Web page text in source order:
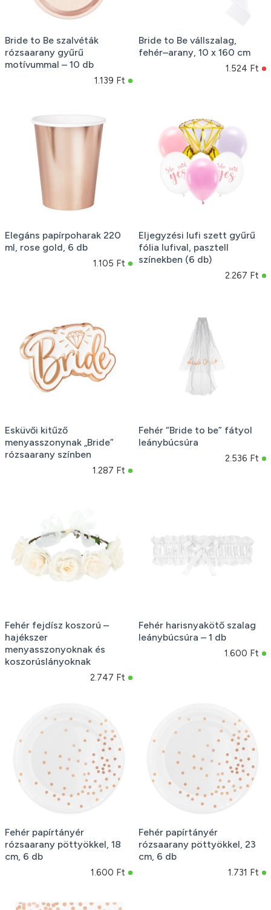
Bride to Be szalvéták
rózsaarany gyűrű
motívummal – 10 db
1.139 Ft
Bride to Be vállszalag,
fehér–arany, 10 x 160 cm
1.524 Ft
Elegáns papírpoharak 220
ml, rose gold, 6 db
1.105 Ft
Eljegyzési lufi szett gyűrű
fólia lufival, pasztell
színekben (6 db)
2.267 Ft
Esküvői kitűző
menyasszonynak „Bride”
rózsaarany színben
1.287 Ft
Fehér “Bride to be” fátyol
leánybúcsúra
2.536 Ft
Fehér fejdísz koszorú –
hajékszer
menyasszonyoknak és
koszorúslányoknak
2.747 Ft
Fehér harisnyakötő szalag
leánybúcsúra – 1 db
1.600 Ft
Fehér papírtányér
rózsaarany pöttyökkel, 18
cm, 6 db
1.600 Ft
Fehér papírtányér
rózsaarany pöttyökkel, 23
cm, 6 db
1.731 Ft